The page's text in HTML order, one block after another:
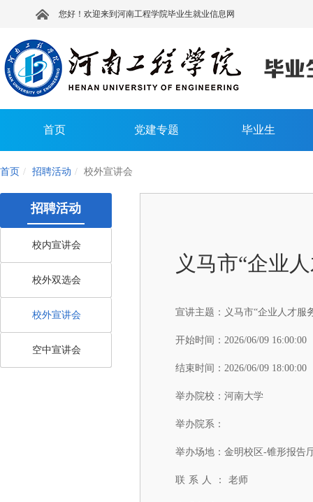
您好！欢迎来到河南工程学院毕业生就业信息网
首页 党建专题 毕业生
首页 招聘活动 校外宣讲会
招聘活动
校内宣讲会
校外双选会
校外宣讲会
空中宣讲会
义马市“企业
宣讲主题： 义马市“企业人才服
开始时间： 2026/06/09 16:00:00
结束时间： 2026/06/09 18:00:00
举办院校： 河南大学
举办院系：
举办场地： 金明校区-锥形报告
联系人： 老师